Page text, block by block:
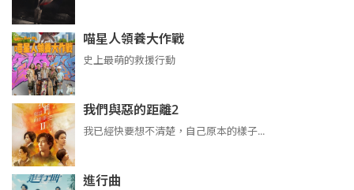
喵星人領養大作戰
史上最萌的救援行動
我們與惡的距離2
我已經快要想不清楚，自己原本的樣子...
進行曲